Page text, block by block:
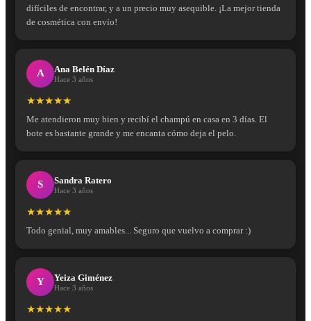
difíciles de encontrar, y a un precio muy asequible. ¡La mejor tienda
de cosmética con envío!
A Ana Belén Díaz
Hace 3 años
★★★★★
Me atendieron muy bien y recibí el champú en casa en 3 días. El
bote es bastante grande y me encanta cómo deja el pelo.
S Sandra Ratero
Hace 3 años
★★★★★
Todo genial, muy amables... Seguro que vuelvo a comprar :)
Y Yeiza Giménez
Hace 3 años
★★★★★